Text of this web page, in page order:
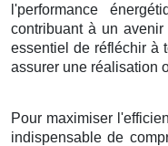
l'performance
contribuant à un
essentiel de réfléchir à
assurer une réalisation
Pour maximiser
indispensable de